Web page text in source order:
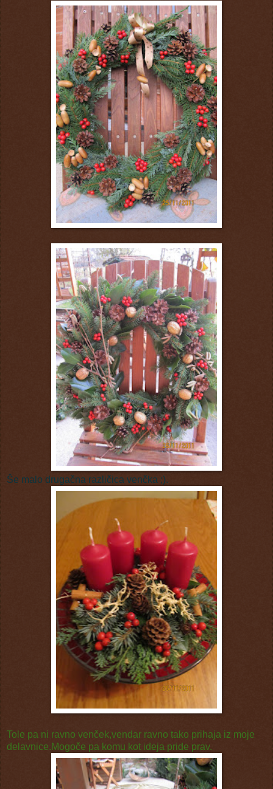
Še malo drugačna različica venčka ;).
Tole pa ni ravno venček,vendar ravno tako prihaja iz moje
delavnice.Mogoče pa komu kot ideja pride prav.